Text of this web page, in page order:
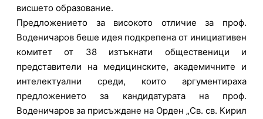
висшето образование.
Предложението за високото отличие за проф.
Воденичаров беше идея подкрепена от инициативен
комитет от 38 изтъкнати общественици и
представители на медицинските, академичните и
интелектуални среди, които аргументираха
предложението за кандидатурата на проф.
Воденичаров за присъждане на Орден „Св. св. Кирил